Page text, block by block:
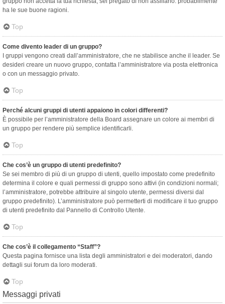
ha le sue buone ragioni.
Top
Come divento leader di un gruppo?
I gruppi vengono creati dall’amministratore, che ne stabilisce anche il leader. Se
desideri creare un nuovo gruppo, contatta l’amministratore via posta elettronica
o con un messaggio privato.
Top
Perché alcuni gruppi di utenti appaiono in colori differenti?
È possibile per l’amministratore della Board assegnare un colore ai membri di
un gruppo per rendere più semplice identificarli.
Top
Che cos’è un gruppo di utenti predefinito?
Se sei membro di più di un gruppo di utenti, quello impostato come predefinito
determina il colore e quali permessi di gruppo sono attivi (in condizioni normali;
l’amministratore, potrebbe attribuire al singolo utente, permessi diversi dal
gruppo predefinito). L’amministratore può permetterti di modificare il tuo gruppo
di utenti predefinito dal Pannello di Controllo Utente.
Top
Che cos’è il collegamento “Staff”?
Questa pagina fornisce una lista degli amministratori e dei moderatori, dando
dettagli sui forum da loro moderati.
Top
Messaggi privati